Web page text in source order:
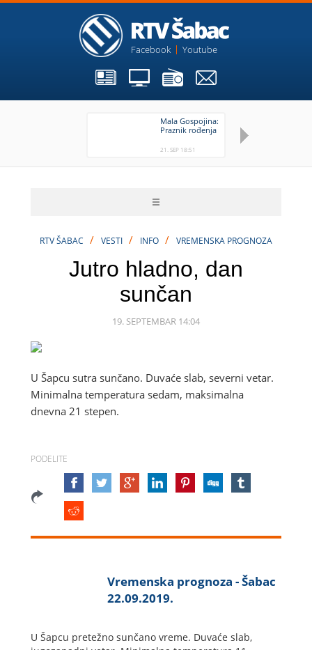
Facebook Youtube
Mala Gospojina:
Praznik rođenja
21. SEP 18:51
RTV ŠABAC / VESTI / INFO / VREMENSKA PROGNOZA
Jutro hladno, dan
sunčan
19. SEPTEMBAR 14:04
U Šapcu sutra sunčano. Duvaće slab, severni vetar.
Minimalna temperatura sedam, maksimalna
dnevna 21 stepen.
PODELITE
Vremenska prognoza - Šabac
22.09.2019.
U Šapcu pretežno sunčano vreme. Duvaće slab,